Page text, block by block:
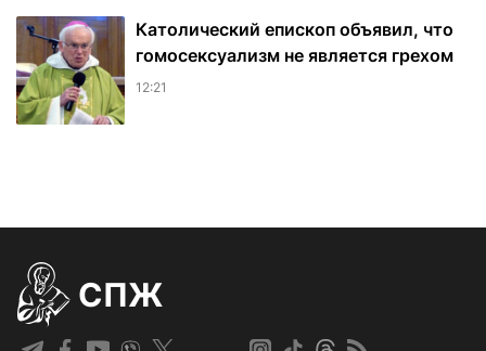
Католический епископ объявил, что
гомосексуализм не является грехом
12:21
СПЖ